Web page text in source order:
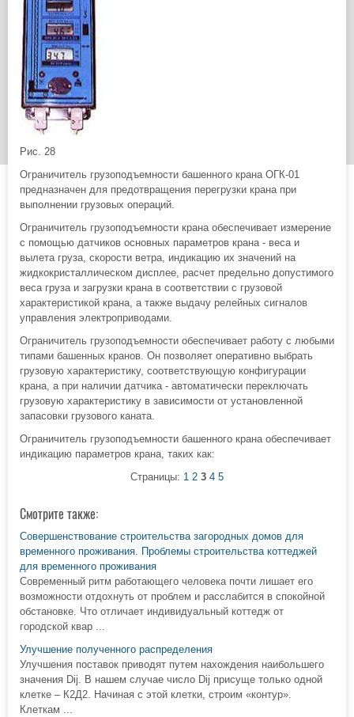
Рис. 28
Ограничитель грузоподъемности башенного крана ОГК-01
предназначен для предотвращения перегрузки крана при
выполнении грузовых операций.
Ограничитель грузоподъемности крана обеспечивает измерение
с помощью датчиков основных параметров крана - веса и
вылета груза, скорости ветра, индикацию их значений на
жидкокристаллическом дисплее, расчет предельно допустимого
веса груза и загрузки крана в соответствии с грузовой
характеристикой крана, а также выдачу релейных сигналов
управления электроприводами.
Ограничитель грузоподъемности обеспечивает работу с любыми
типами башенных кранов. Он позволяет оперативно выбрать
грузовую характеристику, соответствующую конфигурации
крана, а при наличии датчика - автоматически переключать
грузовую характеристику в зависимости от установленной
запасовки грузового каната.
Ограничитель грузоподъемности башенного крана обеспечивает
индикацию параметров крана, таких как:
Страницы: 1 2 3 4 5
Смотрите также:
Совершенствование строительства загородных домов для
временного проживания. Проблемы строительства коттеджей
для временного проживания
Современный ритм работающего человека почти лишает его
возможности отдохнуть от проблем и расслабится в спокойной
обстановке. Что отличает индивидуальный коттедж от
городской квар ...
Улучшение полученного распределения
Улучшения поставок приводят путем нахождения наибольшего
значения Dij. В нашем случае число Dij присуще только одной
клетке – К2Д2. Начиная с этой клетки, строим «контур».
Клеткам ...